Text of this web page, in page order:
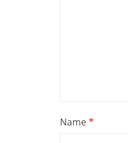
Name*